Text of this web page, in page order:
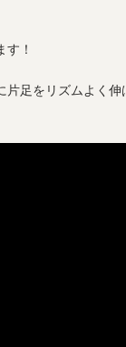
！
足をリズムよく